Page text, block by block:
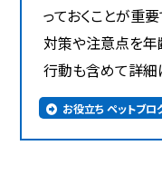
っておくことが重
対策や注意点を年
行動も含めて詳細
お役立ち ペットブロ